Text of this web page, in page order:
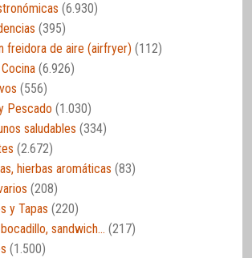
(6.930)
(395)
freidora de aire (airfryer) (112)
(6.926)
(556)
Pescado (1.030)
saludables (334)
(2.672)
hierbas aromáticas (83)
(208)
y Tapas (220)
sandwich… (217)
(1.500)